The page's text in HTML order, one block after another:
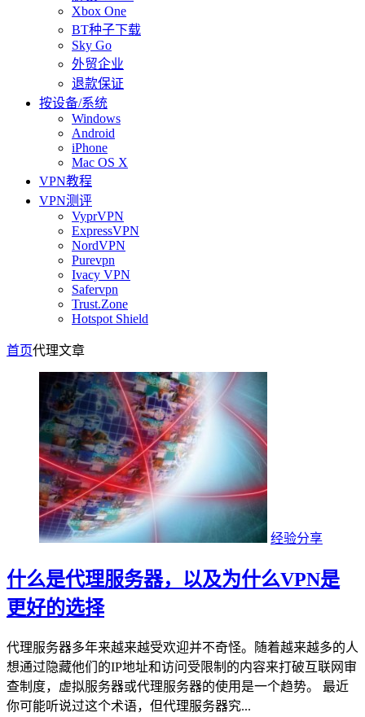
Xbox One
BT种子下载
Sky Go
外贸企业
退款保证
按设备/系统
Windows
Android
iPhone
Mac OS X
VPN教程
VPN测评
VyprVPN
ExpressVPN
NordVPN
Purevpn
Ivacy VPN
Safervpn
Trust.Zone
Hotspot Shield
首页代理文章
经验分享
什么是代理服务器，以及为什么VPN是
更好的选择
代理服务器多年来越来越受欢迎并不奇怪。随着越来越多的人
想通过隐藏他们的IP地址和访问受限制的内容来打破互联网审
查制度，虚拟服务器或代理服务器的使用是一个趋势。 最近
你可能听说过这个术语，但代理服务器究...